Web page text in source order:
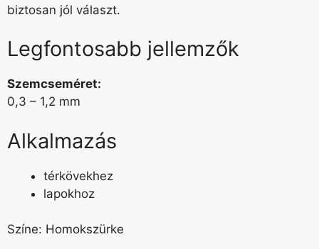
biztosan jól választ.
Legfontosabb jellemzők
Szemcseméret:
0,3 – 1,2 mm
Alkalmazás
térkövekhez
lapokhoz
Színe: Homokszürke